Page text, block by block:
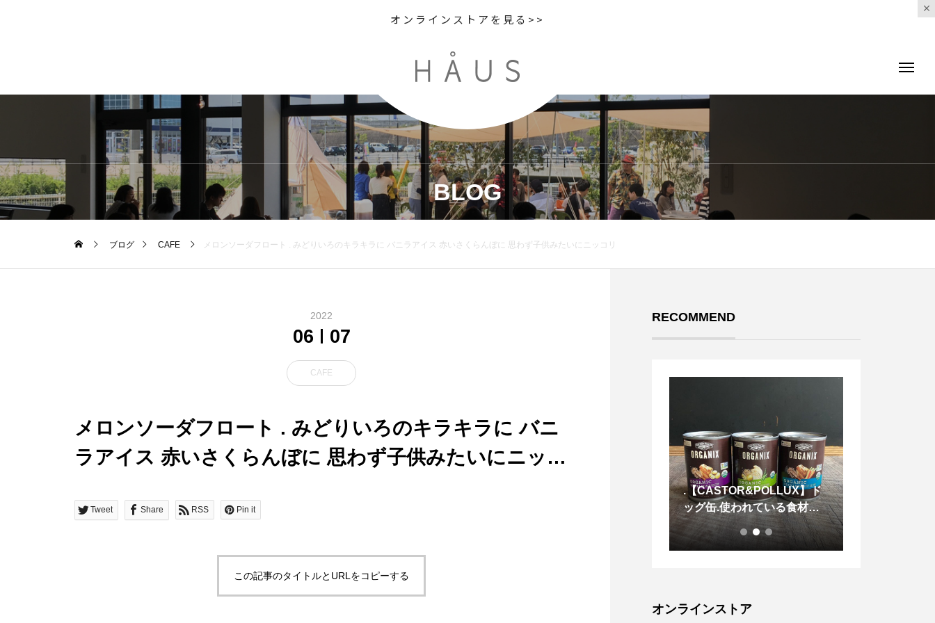
オンラインストアを見る>>
BLOG
ブログ CAFE メロンソーダフロート . みどりいろのキラキラに バニラアイス 赤いさくらんぼに 思わず子供みたいにニッコリ
2022
06 07
CAFE
メロンソーダフロート . みどりいろのキラキラに バニ
ラアイス 赤いさくらんぼに 思わず子供みたいにニッコ
Tweet Share RSS Pin it
この記事のタイトルとURLをコピーする
RECOMMEND
にそれぞれカラメルムースと
.【CASTOR&POLLUX】ド
ッグ缶.使われている食材は
アメリカ農務省が認可したオ
ーガニック95%以上使用.総
ワンちゃんにも◎小分けして
オンラインストア